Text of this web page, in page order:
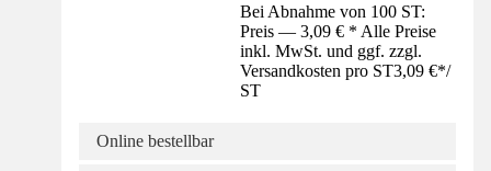
Bei Abnahme von 100 ST:
Preis — 3,09 € * Alle Preise
inkl. MwSt. und ggf. zzgl.
Versandkosten pro ST3,09 €*/
ST
Online bestellbar